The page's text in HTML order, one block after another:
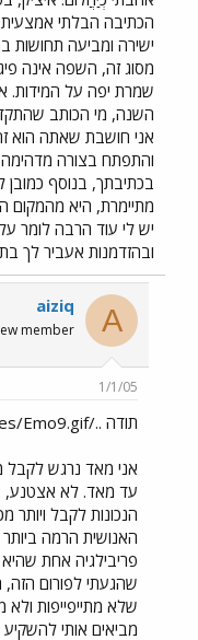
הכתיבה הבלתי
ישירה ומביעה תחושות
מסוג זה, השפה אינה
שמרת יפה על המידות.
השנה, מי הכותב
אני חושבת שאתה הוא
והתפתח בצורה מדהימה.
בכתיבתך, בנוסף כמובן
מתיימרת, היא מהמקום
יש לי עוד הרבה לומר
ובהזדמנות אעביר לך
A
aiziq
member
1/1/05
תודה ../images/Emo9.gif
אני מאד נרגש לקבל
עד מאד. לא אצטנע,
הנכונות לקבל
האנושית הרמה
פריבילגיה אחת
שהגעתי לפורום הזה,
שלא מתייפייפות
מביאים אותי